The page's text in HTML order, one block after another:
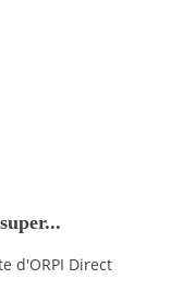
d'ORPI Direct